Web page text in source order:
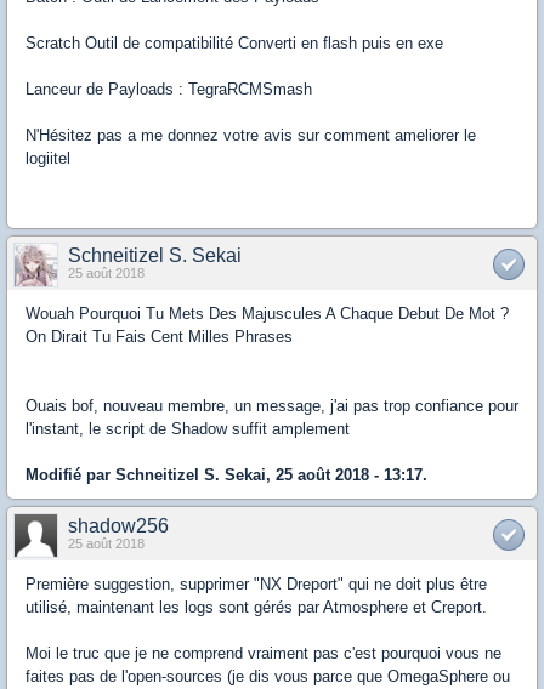
Scratch Outil de compatibilité Converti en flash puis en exe
Lanceur de Payloads : TegraRCMSmash
N'Hésitez pas a me donnez votre avis sur comment ameliorer le
logiitel
Schneitizel S. Sekai
25 août 2018
Wouah Pourquoi Tu Mets Des Majuscules A Chaque Debut De Mot ?
On Dirait Tu Fais Cent Milles Phrases
Ouais bof, nouveau membre, un message, j'ai pas trop confiance pour
l'instant, le script de Shadow suffit amplement
Modifié par Schneitizel S. Sekai, 25 août 2018 - 13:17.
shadow256
25 août 2018
Première suggestion, supprimer "NX Dreport" qui ne doit plus être
utilisé, maintenant les logs sont gérés par Atmosphere et Creport.
Moi le truc que je ne comprend vraiment pas c'est pourquoi vous ne
faites pas de l'open-sources (je dis vous parce que OmegaSphere ou